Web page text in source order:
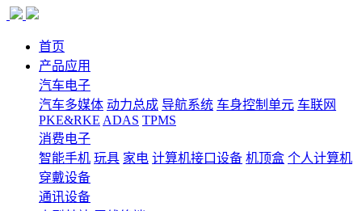
首页
产品应用
汽车电子
汽车多媒体 动力总成 导航系统 车身控制单元 车联网
PKE&RKE ADAS TPMS
消费电子
智能手机 玩具 家电 计算机接口设备 机顶盒 个人计算机
穿戴设备
通讯设备